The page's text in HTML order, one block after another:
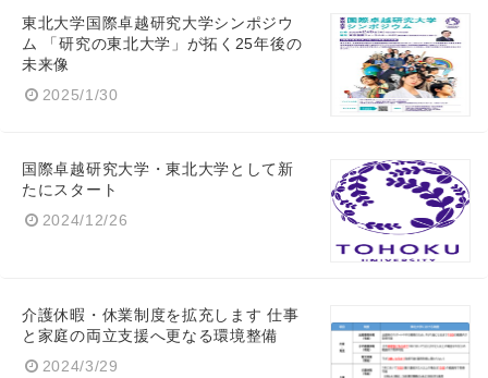
東北大学国際卓越研究大学シンポジウ
ム 「研究の東北大学」が拓く25年後の
未来像
2025/1/30
国際卓越研究大学・東北大学として新
たにスタート
2024/12/26
介護休暇・休業制度を拡充します 仕事
と家庭の両立支援へ更なる環境整備
2024/3/29